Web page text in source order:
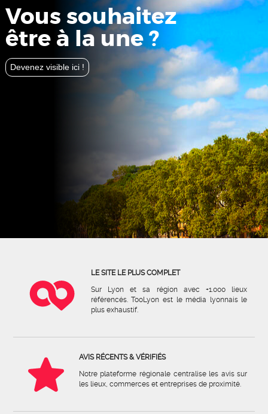
Vous souhaitez
être à la une ?
Devenez visible ici !
LE SITE LE PLUS COMPLET
Sur Lyon et sa région avec +1.000 lieux
référencés. TooLyon est le média lyonnais le
plus exhaustif.
AVIS RÉCENTS & VÉRIFIÉS
Notre plateforme régionale centralise les avis sur
les lieux, commerces et entreprises de proximité.